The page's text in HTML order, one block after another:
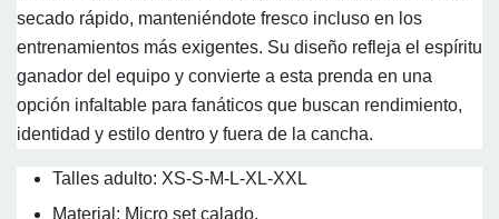
secado rápido, manteniéndote fresco incluso en los
entrenamientos más exigentes. Su diseño refleja el espíritu
ganador del equipo y convierte a esta prenda en una
opción infaltable para fanáticos que buscan rendimiento,
identidad y estilo dentro y fuera de la cancha.
Talles adulto: XS-S-M-L-XL-XXL
Material: Micro set calado.